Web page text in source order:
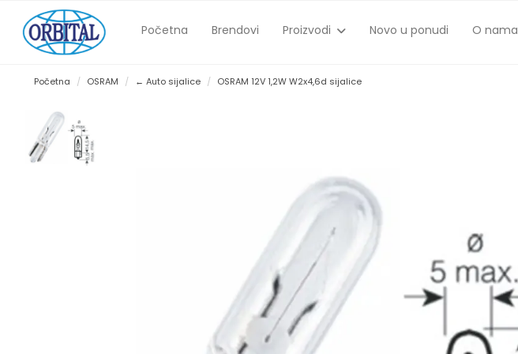
Početna Brendovi Proizvodi Novo u ponudi O nama
Početna OSRAM ← Auto sijalice OSRAM 12V 1,2W W2x4,6d sijalice